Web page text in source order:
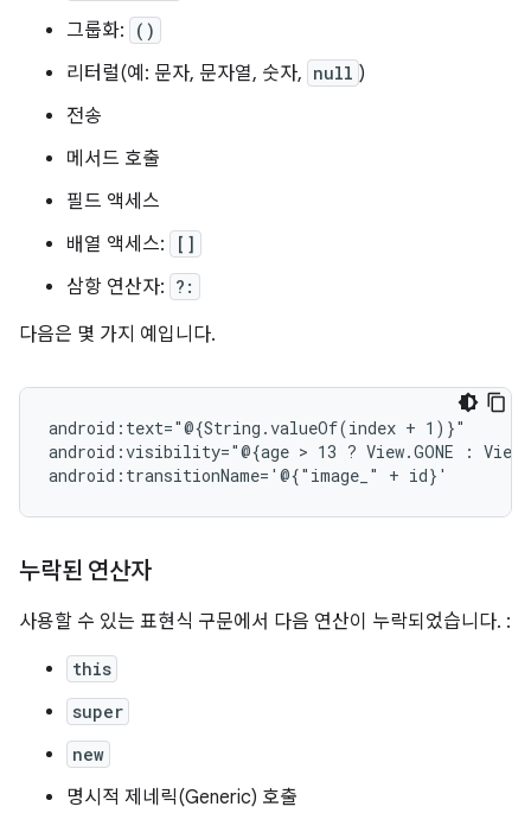
그룹화: ()
리터럴(예: 문자, 문자열, 숫자, null )
전송
메서드 호출
필드 액세스
배열 액세스:
[]
삼항 연산자: ?:
다음은 몇 가지 예입니다.
android:text="@{String.valueOf(index + 1)}"
android:visibility="@{age > 13 ? View.GONE :
android:transitionName='@{"image_"
+
누락된 연산자
사용할 수 있는 표현식 구문에서 다음 연산이 누락되었습니다. :
this
super
new
명시적 제네릭(Generic) 호출